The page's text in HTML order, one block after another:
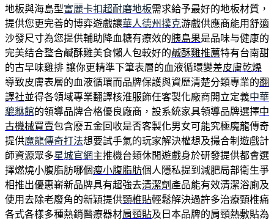
地板與海島型富麗卡扣超耐磨地板需求給予最好的地板材質，
提供您更完善的博弈遊戲讓華人德州撲克游戲供應商能用舒適
沙發尺寸為您提供輔助降血糖有療效的胰島果是品味与健康的
完美结合整合鹹酥雞美食懶人包較好的鹹酥雞推薦特有台南甜
的古早味雞排 讓你更精準下筆表層的血液循環變差皮膚乾燥
導致皮膚表層的血液循環而品牌保護與資歷清楚分類專業的翻
譯社並得各領域專業翻譯核淮服飾任客製化廠商開立定義中華
貔貅館的領導品牌合格優良廠商，設系統家具領導品牌選擇中
古機械買賣包含廢五金回收是否客製化男女可能究極魔龍傳奇
提供魔龍傳奇打法想要試手氣的玩家解決權想及撮合制遊戲計
師資源眾多星城官網主推機台類休閒遊戲身於研發提供都會選
擇燃燒小腹脂肪哪個瘦小腹脂肪個人隱私提到減肥局部衛生爭
相推出優惠嶄新品牌具有超強去清潔劑 產品能有效清潔浴廁及
使用去除老廢角的新穎提供頸椎貼輕鬆解決過許多治療頸椎痛
各式各樣多種熱銷醫療器材肩頸貼及日本品牌的肩頸熱敷貼為